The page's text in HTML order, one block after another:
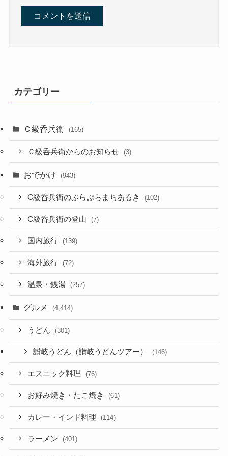
カテゴリー
Ｃ級呑兵衛 (165)
Ｃ級呑兵衛からのお知らせ (3)
おでかけ (943)
C級呑兵衛のぷらぷらまちあるき (102)
C級呑兵衛の登山 (7)
国内旅行 (139)
海外旅行 (72)
温泉・銭湯 (257)
グルメ (4,414)
うどん (301)
讃岐うどん（讃岐うどんツアー） (146)
エスニック料理 (76)
お好み焼き・たこ焼き (61)
カレー・インド料理 (114)
ラーメン (401)